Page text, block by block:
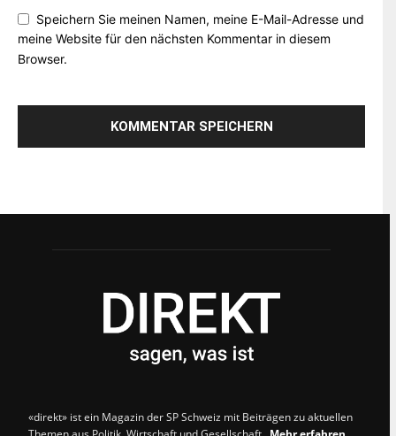
Speichern Sie meinen Namen, meine E-Mail-Adresse und
meine Website für den nächsten Kommentar in diesem
Browser.
«direkt» ist ein Magazin der SP Schweiz mit Beiträgen zu aktuellen